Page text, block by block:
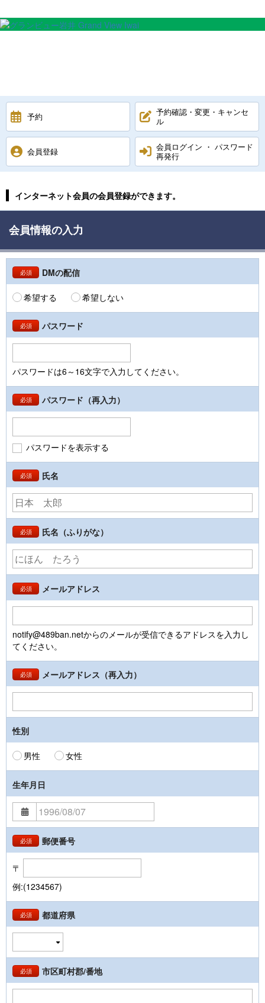
予約
予約確認・変更・キャンセ
ル
会員登録
会員ログイン ・ パスワード
再発行
インターネット会員の会員登録ができます。
会員情報の入力
必須 DMの配信
希望する 希望しない
必須 パスワード
パスワードは6～16文字で入力してください。
必須 パスワード（再入力）
パスワードを表示する
必須 氏名
必須 氏名（ふりがな）
必須 メールアドレス
notify@489ban.netからのメールが受信できるアドレスを入力し
てください。
必須 メールアドレス（再入力）
性別
男性 女性
生年月日
必須 郵便番号
〒
例:(1234567)
必須 都道府県
必須 市区町村郡/番地